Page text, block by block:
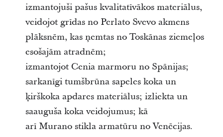
izmantojuši pašus kvalitatīvākos materiālus,
veidojot grīdas no Perlato Svevo akmens
plāksnēm, kas ņemtas no Toskānas ziemeļos
esošajām atradnēm;
izmantojot Cenia marmoru no Spānijas;
sarkanīgi tumšbrūna sapeles koka un
ķirškoka apdares materiālus; izliekta un
saauguša koka veidojumus; kā
arī Murano stikla armatūru no Venēcijas.